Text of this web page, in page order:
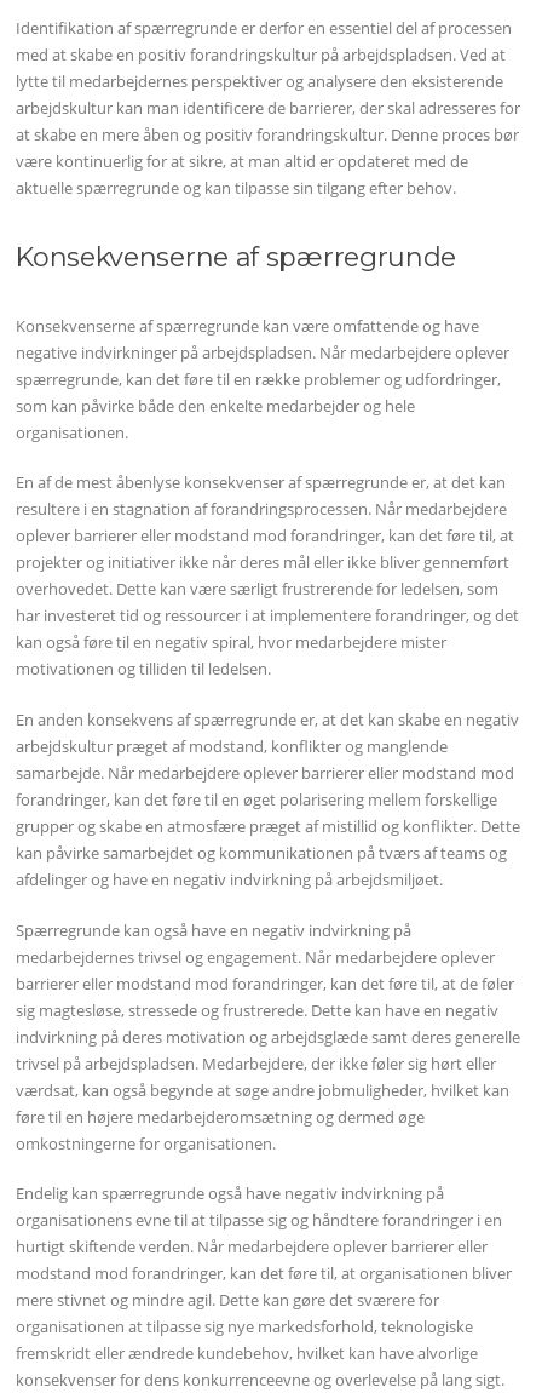
Identifikation af spærregrunde er derfor en essentiel del af processen
med at skabe en positiv forandringskultur på arbejdspladsen. Ved at
lytte til medarbejdernes perspektiver og analysere den eksisterende
arbejdskultur kan man identificere de barrierer, der skal adresseres for
at skabe en mere åben og positiv forandringskultur. Denne proces bør
være kontinuerlig for at sikre, at man altid er opdateret med de
aktuelle spærregrunde og kan tilpasse sin tilgang efter behov.
Konsekvenserne af spærregrunde
Konsekvenserne af spærregrunde kan være omfattende og have
negative indvirkninger på arbejdspladsen. Når medarbejdere oplever
spærregrunde, kan det føre til en række problemer og udfordringer,
som kan påvirke både den enkelte medarbejder og hele
organisationen.
En af de mest åbenlyse konsekvenser af spærregrunde er, at det kan
resultere i en stagnation af forandringsprocessen. Når medarbejdere
oplever barrierer eller modstand mod forandringer, kan det føre til, at
projekter og initiativer ikke når deres mål eller ikke bliver gennemført
overhovedet. Dette kan være særligt frustrerende for ledelsen, som
har investeret tid og ressourcer i at implementere forandringer, og det
kan også føre til en negativ spiral, hvor medarbejdere mister
motivationen og tilliden til ledelsen.
En anden konsekvens af spærregrunde er, at det kan skabe en negativ
arbejdskultur præget af modstand, konflikter og manglende
samarbejde. Når medarbejdere oplever barrierer eller modstand mod
forandringer, kan det føre til en øget polarisering mellem forskellige
grupper og skabe en atmosfære præget af mistillid og konflikter. Dette
kan påvirke samarbejdet og kommunikationen på tværs af teams og
afdelinger og have en negativ indvirkning på arbejdsmiljøet.
Spærregrunde kan også have en negativ indvirkning på
medarbejdernes trivsel og engagement. Når medarbejdere oplever
barrierer eller modstand mod forandringer, kan det føre til, at de føler
sig magtesløse, stressede og frustrerede. Dette kan have en negativ
indvirkning på deres motivation og arbejdsglæde samt deres generelle
trivsel på arbejdspladsen. Medarbejdere, der ikke føler sig hørt eller
værdsat, kan også begynde at søge andre jobmuligheder, hvilket kan
føre til en højere medarbejderomsætning og dermed øge
omkostningerne for organisationen.
Endelig kan spærregrunde også have negativ indvirkning på
organisationens evne til at tilpasse sig og håndtere forandringer i en
hurtigt skiftende verden. Når medarbejdere oplever barrierer eller
modstand mod forandringer, kan det føre til, at organisationen bliver
mere stivnet og mindre agil. Dette kan gøre det sværere for
organisationen at tilpasse sig nye markedsforhold, teknologiske
fremskridt eller ændrede kundebehov, hvilket kan have alvorlige
konsekvenser for dens konkurrenceevne og overlevelse på lang sigt.